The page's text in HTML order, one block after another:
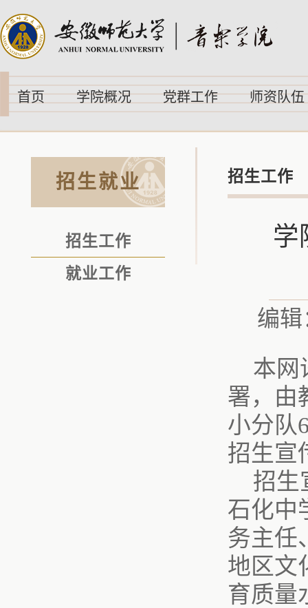
首页 学院概况 党群工作 师资队伍
招生就业
招生工作
就业工作
招生工作
学
编
本网
署，由
小分队
招生宣
招生
石化中
务主任
地区文
育质量